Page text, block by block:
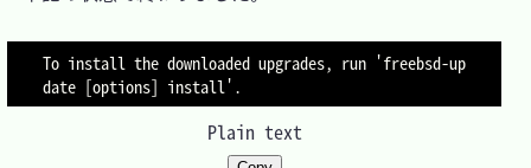
To install the downloaded upgrades, run 'freebsd-up
Plain text